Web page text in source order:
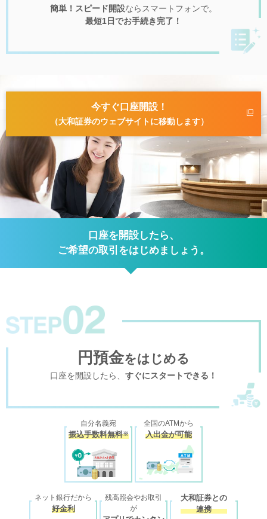
簡単！スピード開設ならスマートフォンで。
最短1日でお手続き完了！
今すぐ口座開設！
（大和証券のウェブサイトに移動します）
口座を開設したら、
ご希望の取引をはじめましょう。
円預金をはじめる
口座を開設したら、 すぐにスタートできる！
自分名義宛
振込手数料無料※
全国のATMから
入出金が可能
ネット銀行だから
好金利
残高照会やお取引
が
大和証券との
連携